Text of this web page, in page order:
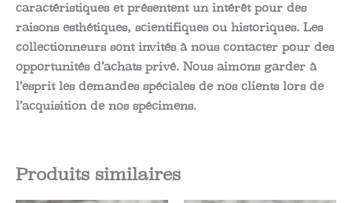
caractéristiques et présentent un intérêt pour des
raisons esthétiques, scientifiques ou historiques. Les
collectionneurs sont invités à nous contacter pour des
opportunités d’achats privé. Nous aimons garder à
l’esprit les demandes spéciales de nos clients lors de
l’acquisition de nos spécimens.
Produits similaires